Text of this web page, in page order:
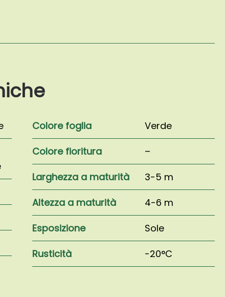
Colore foglia
Verde
Colore fioritura
–
Larghezza a maturità
3-5 m
Altezza a maturità
4-6 m
Esposizione
Sole
Rusticità
-20°C